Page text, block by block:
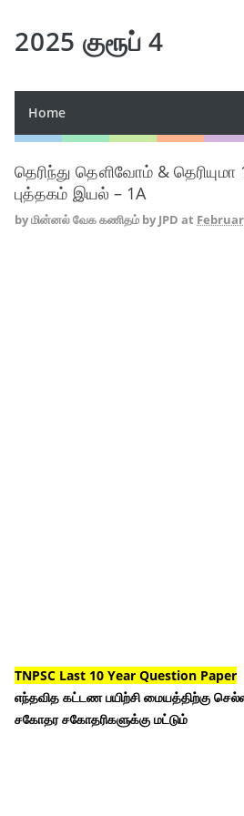
2025 குரூப் 4
Home
தெரிந்து தெளிவோம் & தெரியுமா
புத்தகம் இயல் – 1A
byமின்னல் வேக கணிதம் by JPD at
TNPSC Last 10 Year Question Paper
எந்தவித கட்டண பயிற்சி மையத்திற்கு
சகோதர சகோதரிகளுக்கு மட்டும்